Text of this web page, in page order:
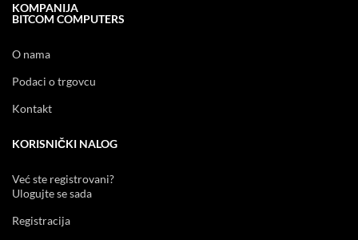
KOMPANIJA
BITCOM COMPUTERS
O nama
Podaci o trgovcu
Kontakt
KORISNIČKI NALOG
Već ste registrovani?
Ulogujte se sada
Registracija